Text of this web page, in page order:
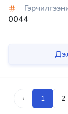
0044
‹ 1 2